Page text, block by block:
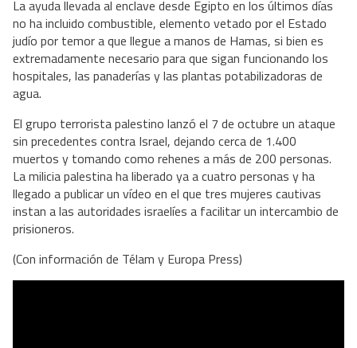
La ayuda llevada al enclave desde Egipto en los últimos días
no ha incluido combustible, elemento vetado por el Estado
judío por temor a que llegue a manos de Hamas, si bien es
extremadamente necesario para que sigan funcionando los
hospitales, las panaderías y las plantas potabilizadoras de
agua.
El grupo terrorista palestino lanzó el 7 de octubre un ataque
sin precedentes contra Israel, dejando cerca de 1.400
muertos y tomando como rehenes a más de 200 personas.
La milicia palestina ha liberado ya a cuatro personas y ha
llegado a publicar un vídeo en el que tres mujeres cautivas
instan a las autoridades israelíes a facilitar un intercambio de
prisioneros.
(Con información de Télam y Europa Press)